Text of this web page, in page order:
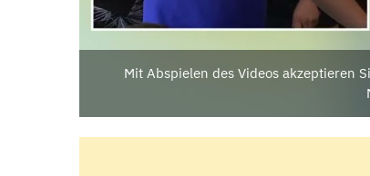
Mit Abspielen des Videos akzeptieren